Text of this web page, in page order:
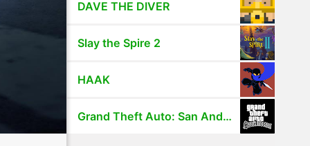
DAVE THE DIVER
Slay the Spire 2
HAAK
Grand Theft Auto: San Andreas